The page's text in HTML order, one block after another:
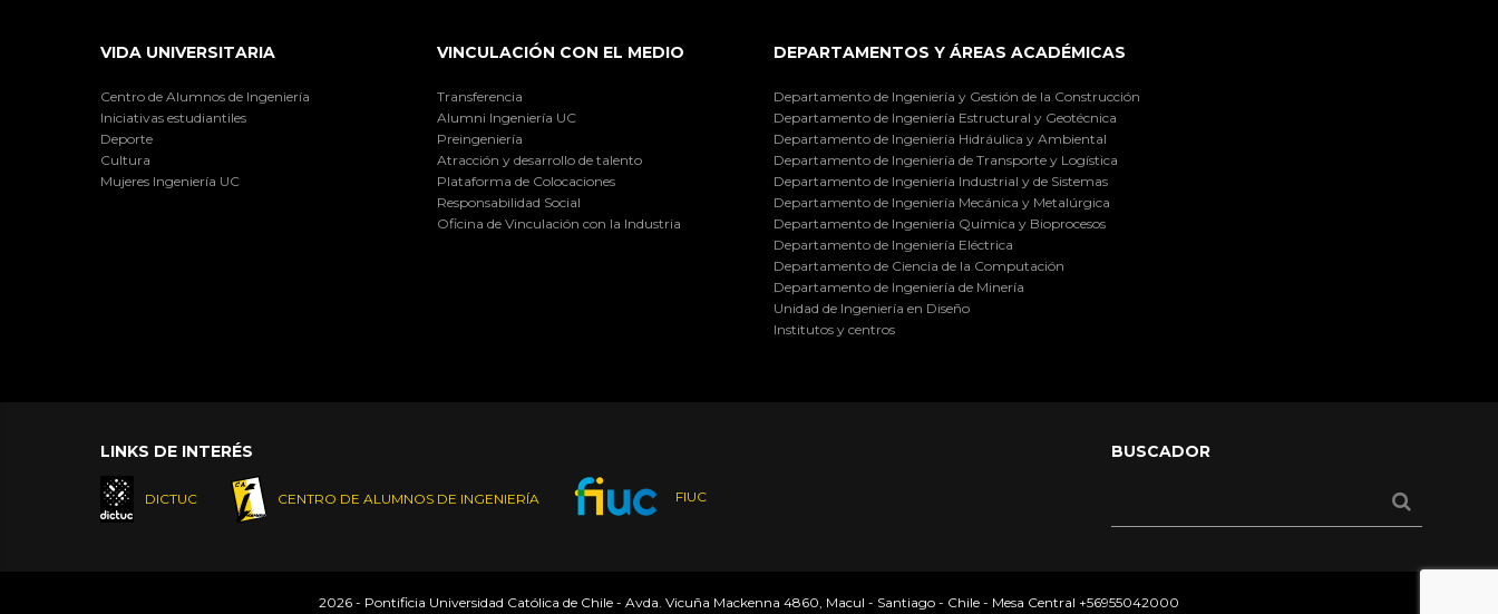
VIDA UNIVERSITARIA
Centro de Alumnos de Ingeniería
Iniciativas estudiantiles
Deporte
Cultura
Mujeres Ingeniería UC
VINCULACIÓN CON EL MEDIO
Transferencia
Alumni Ingeniería UC
Preingeniería
Atracción y desarrollo de talento
Plataforma de Colocaciones
Responsabilidad Social
Oficina de Vinculación con la Industria
DEPARTAMENTOS Y ÁREAS ACADÉMICAS
Departamento de Ingeniería y Gestión de la Construcción
Departamento de Ingeniería Estructural y Geotécnica
Departamento de Ingeniería Hidráulica y Ambiental
Departamento de Ingeniería de Transporte y Logística
Departamento de Ingeniería Industrial y de Sistemas
Departamento de Ingeniería Mecánica y Metalúrgica
Departamento de Ingeniería Química y Bioprocesos
Departamento de Ingeniería Eléctrica
Departamento de Ciencia de la Computación
Departamento de Ingeniería de Minería
Unidad de Ingeniería en Diseño
Institutos y centros
LINKS DE INTERÉS
DICTUC CENTRO DE ALUMNOS DE INGENIERÍA FIUC
BUSCADOR
2026 - Pontificia Universidad Católica de Chile - Avda. Vicuña Mackenna 4860, Macul - Santiago - Chile - Mesa Central +56955042000